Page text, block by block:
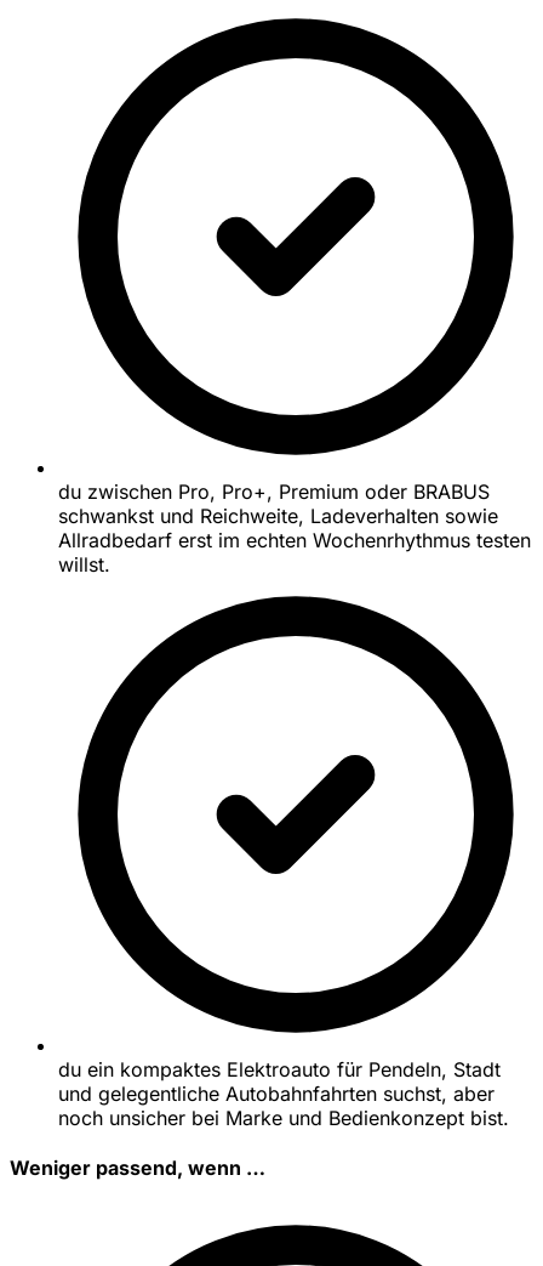
du zwischen Pro, Pro+, Premium oder BRABUS
schwankst und Reichweite, Ladeverhalten sowie
Allradbedarf erst im echten Wochenrhythmus testen
willst.
du ein kompaktes Elektroauto für Pendeln, Stadt
und gelegentliche Autobahnfahrten suchst, aber
noch unsicher bei Marke und Bedienkonzept bist.
Weniger passend, wenn …